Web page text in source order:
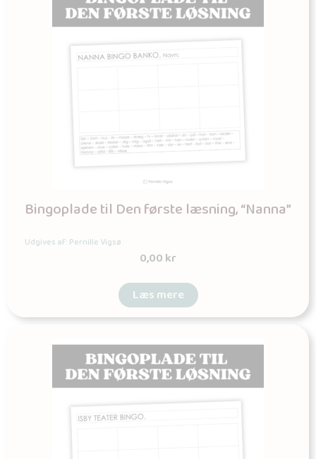
Bingoplade til Den første læsning, “Nanna”
Udgives af: Pernille Vigsø
0,00kr
Læs mere